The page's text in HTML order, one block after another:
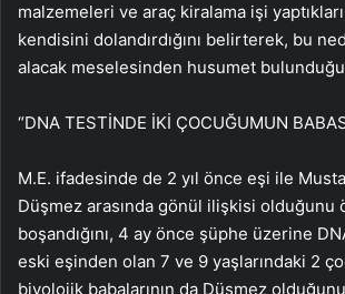
malzemeleri ve araç kiralama işi
kendisini dolandırdığını belirterek, bu
alacak meselesinden husumet
“DNA TESTİNDE İKİ ÇOCUĞUMUN
M.E. ifadesinde de 2 yıl önce eşi ile
Düşmez arasında gönül ilişkisi olduğunu
boşandığını, 4 ay önce şüphe üzerine
eski eşinden olan 7 ve 9 yaşlarındaki 2
biyolojik babalarının da Düşmez